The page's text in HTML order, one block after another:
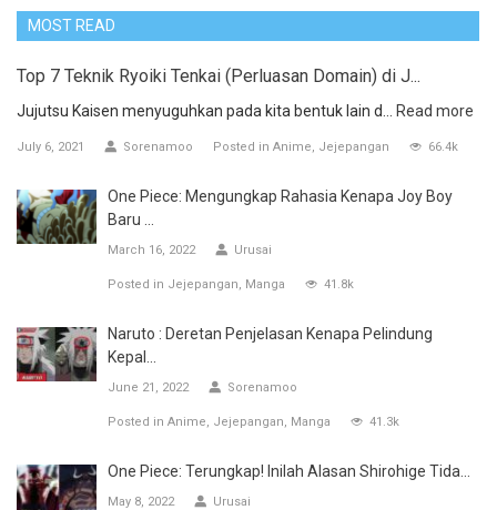
MOST READ
Top 7 Teknik Ryoiki Tenkai (Perluasan Domain) di J...
Jujutsu Kaisen menyuguhkan pada kita bentuk lain d... Read more
July 6, 2021 Sorenamoo Posted in Anime Jejepangan 66.4k
One Piece: Mengungkap Rahasia Kenapa Joy Boy
Baru ...
March 16, 2022 Urusai
Posted in Jejepangan Manga 41.8k
Naruto : Deretan Penjelasan Kenapa Pelindung
Kepal...
June 21, 2022 Sorenamoo
Posted in Anime Jejepangan Manga 41.3k
One Piece: Terungkap! Inilah Alasan Shirohige Tida...
May 8, 2022 Urusai